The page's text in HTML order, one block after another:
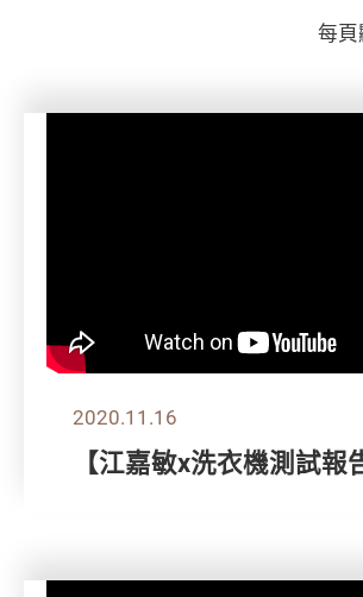
每頁
2020.11.16
【江嘉敏x洗衣機測試報